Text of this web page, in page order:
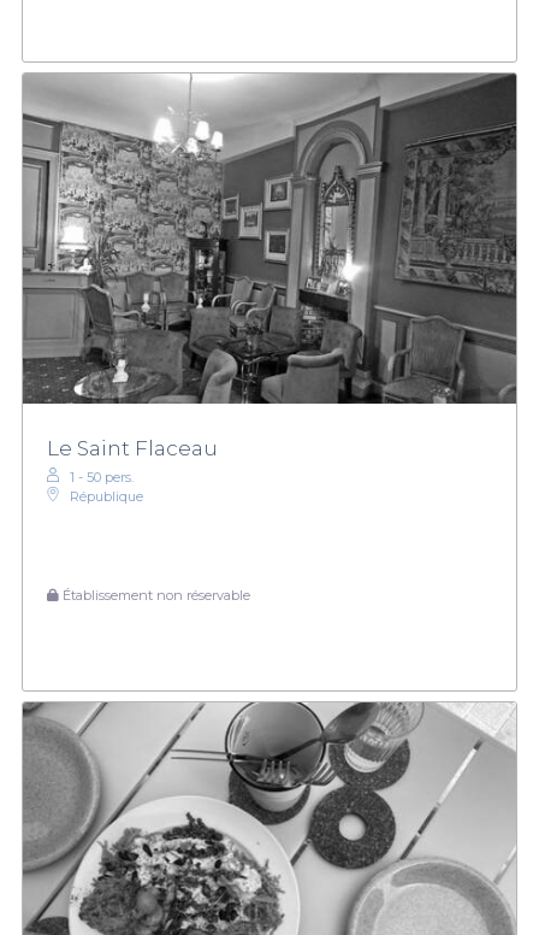
Le Saint Flaceau
1 - 50 pers.
République
Établissement non réservable